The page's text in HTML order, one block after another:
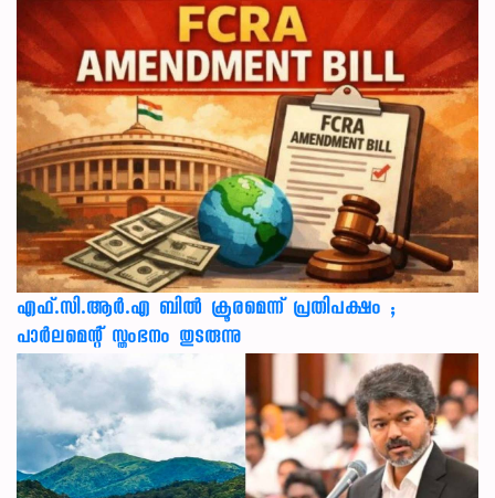
എഫ്.സി.ആർ.എ ബിൽ ക്രൂരമെന്ന് പ്രതിപക്ഷം ;
പാർലമെന്റ് സ്തംഭനം തുടരുന്നു